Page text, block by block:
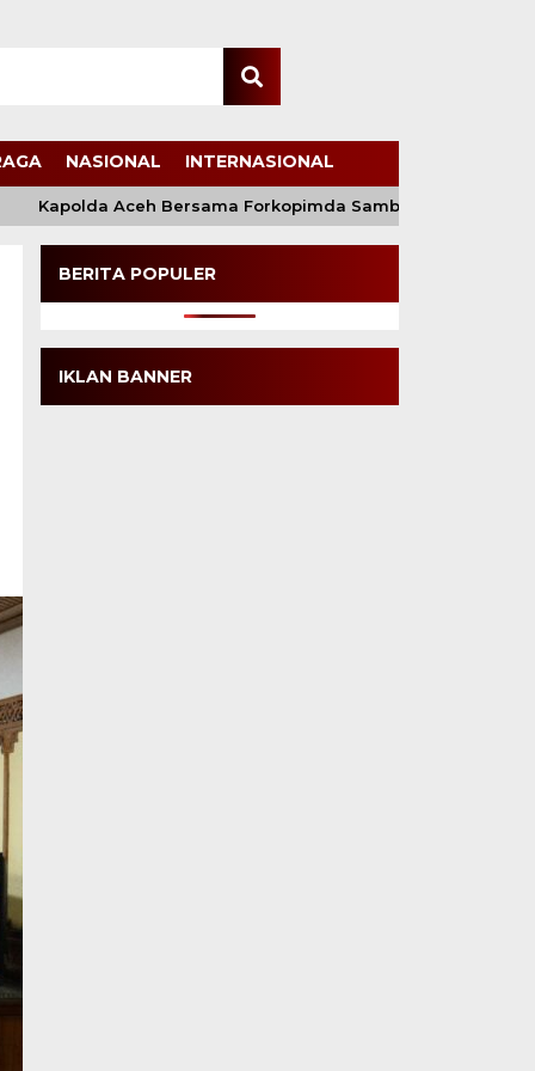
NASIONAL INTERNASIONAL
Kapolda Aceh Bersama Forkopimda Sambut Kunjungan
BERITA POPULER
IKLAN BANNER